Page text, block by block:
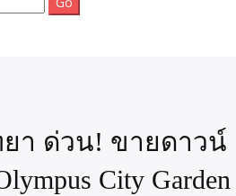
า ด่วน! ขายดาวน์
City Garden